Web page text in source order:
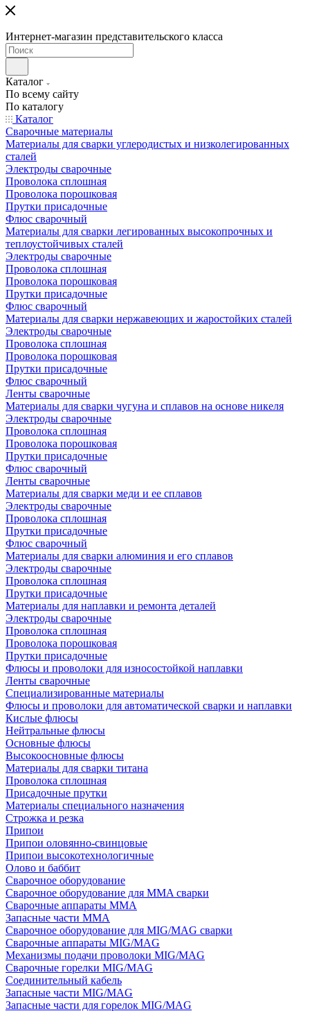
Интернет-магазин представительского класса
Каталог
По всему сайту
По каталогу
Каталог
Сварочные материалы
Материалы для сварки углеродистых и низколегированных
сталей
Электроды сварочные
Проволока сплошная
Проволока порошковая
Прутки присадочные
Флюс сварочный
Материалы для сварки легированных высокопрочных и
теплоустойчивых сталей
Электроды сварочные
Проволока сплошная
Проволока порошковая
Прутки присадочные
Флюс сварочный
Материалы для сварки нержавеющих и жаростойких сталей
Электроды сварочные
Проволока сплошная
Проволока порошковая
Прутки присадочные
Флюс сварочный
Ленты сварочные
Материалы для сварки чугуна и сплавов на основе никеля
Электроды сварочные
Проволока сплошная
Проволока порошковая
Прутки присадочные
Флюс сварочный
Ленты сварочные
Материалы для сварки меди и ее сплавов
Электроды сварочные
Проволока сплошная
Прутки присадочные
Флюс сварочный
Материалы для сварки алюминия и его сплавов
Электроды сварочные
Проволока сплошная
Прутки присадочные
Материалы для наплавки и ремонта деталей
Электроды сварочные
Проволока сплошная
Проволока порошковая
Прутки присадочные
Флюсы и проволоки для износостойкой наплавки
Ленты сварочные
Специализированные материалы
Флюсы и проволоки для автоматической сварки и наплавки
Кислые флюсы
Нейтральные флюсы
Основные флюсы
Высокоосновные флюсы
Материалы для сварки титана
Проволока сплошная
Присадочные прутки
Материалы специального назначения
Строжка и резка
Припои
Припои оловянно-свинцовые
Припои высокотехнологичные
Олово и баббит
Сварочное оборудование
Сварочное оборудование для MMA сварки
Сварочные аппараты MMA
Запасные части MMA
Сварочное оборудование для MIG/MAG сварки
Сварочные аппараты MIG/MAG
Механизмы подачи проволоки MIG/MAG
Сварочные горелки MIG/MAG
Соединительный кабель
Запасные части MIG/MAG
Запасные части для горелок MIG/MAG